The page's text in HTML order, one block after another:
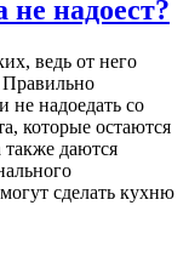
надоест?
ведь от него
Правильно
не надоедать со
которые остаются
даются
сделать кухню